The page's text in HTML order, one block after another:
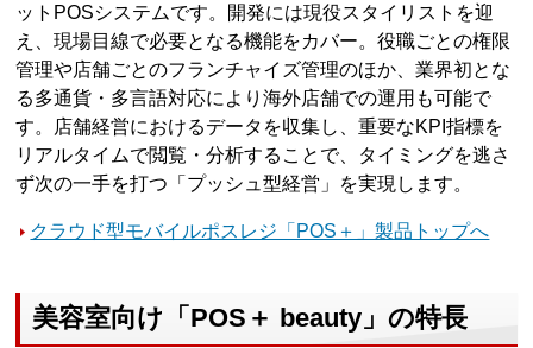
ットPOSシステムです。開発には現役スタイリストを迎
え、現場目線で必要となる機能をカバー。役職ごとの権限
管理や店舗ごとのフランチャイズ管理のほか、業界初とな
る多通貨・多言語対応により海外店舗での運用も可能で
す。店舗経営におけるデータを収集し、重要なKPI指標を
リアルタイムで閲覧・分析することで、タイミングを逃さ
ず次の一手を打つ「プッシュ型経営」を実現します。
クラウド型モバイルポスレジ「POS＋」製品トップへ
美容室向け「POS＋ beauty」の特長